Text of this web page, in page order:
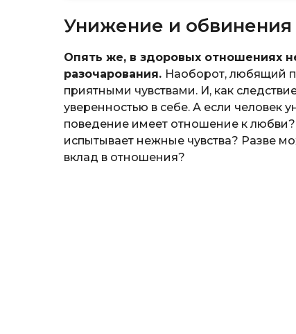
Унижение и обвинения
Опять же, в здоровых отношениях
разочарования. Наоборот, любящий
приятными чувствами. И, как
уверенностью в себе. А если человек
поведение имеет отношение к любви?
испытывает нежные чувства? Разве
вклад в отношения?